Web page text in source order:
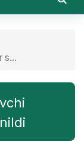
s...